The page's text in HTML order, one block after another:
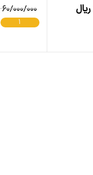
ریال ۶۰/۰۰۰/۰۰۰